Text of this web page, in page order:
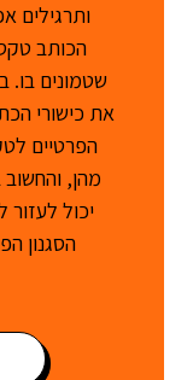
ותרגילים
הכותב
שטמונים בו.
את כישורי
הפרטיים
מהן,
יכול
הסגנון